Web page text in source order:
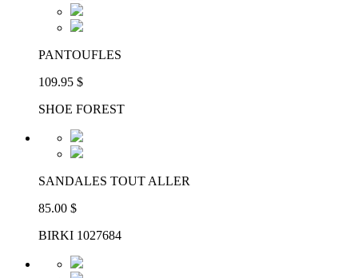
PANTOUFLES
109.95 $
SHOE FOREST
SANDALES TOUT ALLER
85.00 $
BIRKI 1027684